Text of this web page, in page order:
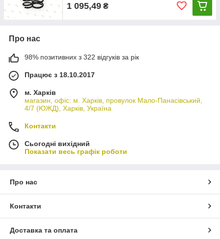
1 095,49 ₴
Про нас
98% позитивних з 322 відгуків за рік
Працює з 18.10.2017
м. Харків
магазин, офіс: м. Харків, провулок Мало-Панасівський,
4/7 (ЮЖД), Харків, Україна
Контакти
Сьогодні вихідний
Показати весь графік роботи
Про нас
Контакти
Доставка та оплата